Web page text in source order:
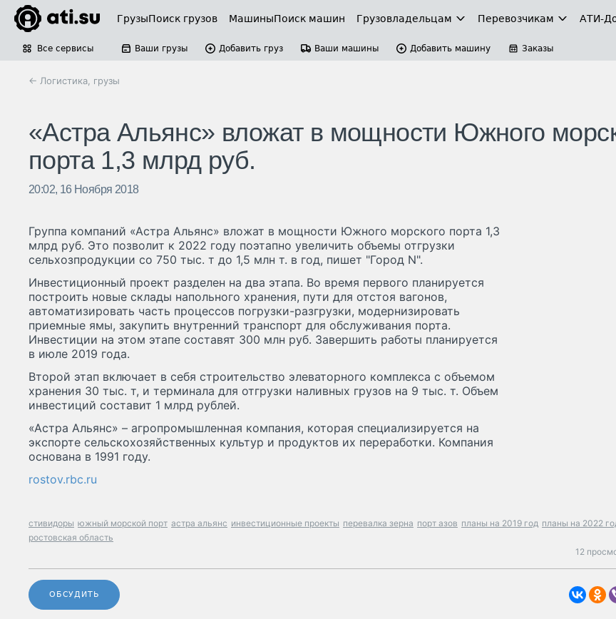
ГрузыПоиск грузов МашиныПоиск машин Грузовладельцам Перевозчикам АТИ-
Все сервисы Ваши грузы Добавить груз Ваши машины Добавить машину Заказы
← Логистика, грузы
«Астра Альянс» вложат в мощности Южного
порта 1,3 млрд руб.
20:02, 16 Ноября 2018
Группа компаний «Астра Альянс» вложат в мощности Южного морского порта 1,3
млрд руб. Это позволит к 2022 году поэтапно увеличить объемы отгрузки
сельхозпродукции со 750 тыс. т до 1,5 млн т. в год, пишет "Город N".
Инвестиционный проект разделен на два этапа. Во время первого планируется
построить новые склады напольного хранения, пути для отстоя вагонов,
автоматизировать часть процессов погрузки-разгрузки, модернизировать
приемные ямы, закупить внутренний транспорт для обслуживания порта.
Инвестиции на этом этапе составят 300 млн руб. Завершить работы планируется
в июле 2019 года.
Второй этап включает в себя строительство элеваторного комплекса с объемом
хранения 30 тыс. т, и терминала для отгрузки наливных грузов на 9 тыс. т. Объем
инвестиций составит 1 млрд рублей.
«Астра Альянс» – агропромышленная компания, которая специализируется на
экспорте сельскохозяйственных культур и продуктов их переработки. Компания
основана в 1991 году.
rostov.rbc.ru
стивидоры южный морской порт астра альянс инвестиционные проекты перевалка зерна порт азов планы на 2019 год планы на 2022
ростовская область
12
ОБСУДИТЬ